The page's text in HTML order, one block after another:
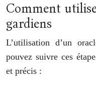
Comment
gardiens
L’utilisation d’un
pouvez suivre ces
et précis :